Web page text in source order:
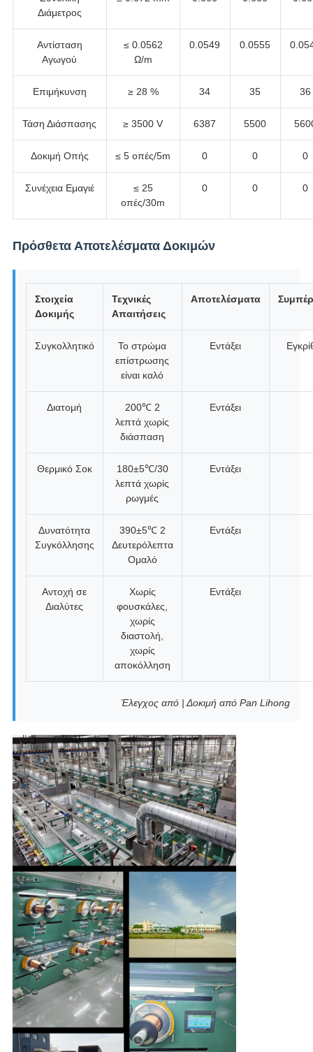
Διάμετρος
Αντίσταση
Αγωγού
≤ 0.0562
Ω/m
0.0549 0.0555
Επιμήκυνση ≥ 28 % 34 35 36
Τάση Διάσπασης ≥ 3500 V 6387 5500
Δοκιμή Οπής ≤ 5 οπές/5m 0 0 0
Συνέχεια Εμαγιέ
≤ 25
οπές/30m
0 0 0
Πρόσθετα Αποτελέσματα Δοκιμών
Στοιχεία
Δοκιμής
Τεχνικές
Απαιτήσεις
Αποτελέσματα
Συγκολλητικό
Το στρώμα
επίστρωσης
είναι καλό
Εντάξει
Διατομή
200℃ 2
λεπτά χωρίς
διάσπαση
Εντάξει
Θερμικό Σοκ
180±5℃/30
λεπτά χωρίς
ρωγμές
Εντάξει
Δυνατότητα
Συγκόλλησης
390±5℃ 2
Δευτερόλεπτα
Ομαλό
Εντάξει
Αντοχή σε
Διαλύτες
Χωρίς
φουσκάλες,
χωρίς
διαστολή,
χωρίς
αποκόλληση
Εντάξει
Έλεγχος από | Δοκιμή από Pan Lihong